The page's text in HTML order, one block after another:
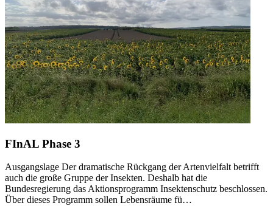
FInAL Phase 3
Ausgangslage Der dramatische Rückgang der Artenvielfalt betrifft
auch die große Gruppe der Insekten. Deshalb hat die
Bundesregierung das Aktionsprogramm Insektenschutz beschlossen.
Über dieses Programm sollen Lebensräume fü…